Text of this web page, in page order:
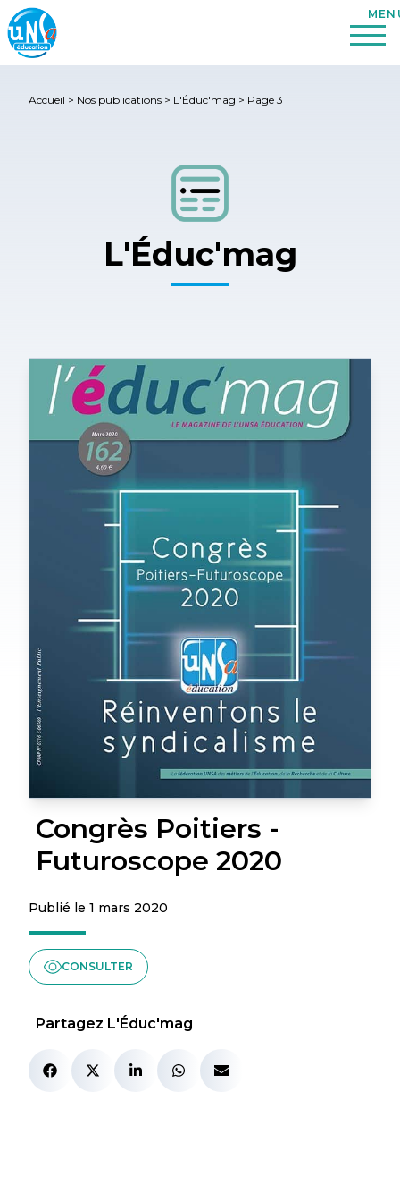
Accueil > Nos publications > L'Éduc'mag > Page 3
L'Éduc'mag
Congrès Poitiers -
Futuroscope 2020
Publié le 1 mars 2020
CONSULTER
Partagez L'Éduc'mag